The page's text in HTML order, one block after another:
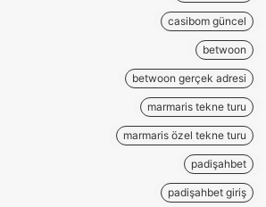
casibom güncel
betwoon
betwoon gerçek adresi
marmaris tekne turu
marmaris özel tekne turu
padişahbet
padişahbet giriş